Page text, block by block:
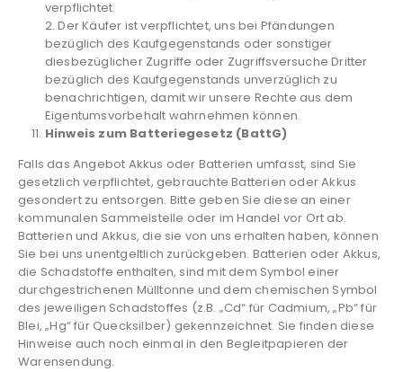
verpflichtet.
2. Der Käufer ist verpflichtet, uns bei Pfändungen
bezüglich des Kaufgegenstands oder sonstiger
diesbezüglicher Zugriffe oder Zugriffsversuche Dritter
bezüglich des Kaufgegenstands unverzüglich zu
benachrichtigen, damit wir unsere Rechte aus dem
Eigentumsvorbehalt wahrnehmen können.
Hinweis zum Batteriegesetz (BattG)
Falls das Angebot Akkus oder Batterien umfasst, sind Sie
gesetzlich verpflichtet, gebrauchte Batterien oder Akkus
gesondert zu entsorgen. Bitte geben Sie diese an einer
kommunalen Sammelstelle oder im Handel vor Ort ab.
Batterien und Akkus, die sie von uns erhalten haben, können
Sie bei uns unentgeltlich zurückgeben. Batterien oder Akkus,
die Schadstoffe enthalten, sind mit dem Symbol einer
durchgestrichenen Mülltonne und dem chemischen Symbol
des jeweiligen Schadstoffes (z.B. „Cd“ für Cadmium, „Pb“ für
Blei, „Hg“ für Quecksilber) gekennzeichnet. Sie finden diese
Hinweise auch noch einmal in den Begleitpapieren der
Warensendung.